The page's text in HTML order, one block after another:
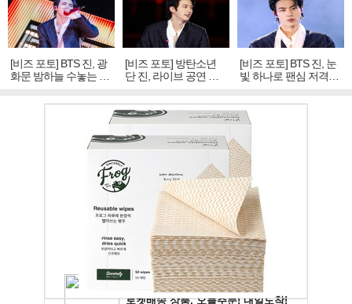
[비즈 포토] BTS 진, 광
화문 밤하늘 수놓는 '비
주얼 킹'의 열창
[비즈 포토] 방탄소년
단 진, 라이브 공연 중
빛나는 독보적 아우라
[비즈 포토] BTS 진, 눈
빛 하나로 팬심 저격…
독보적 카리스마